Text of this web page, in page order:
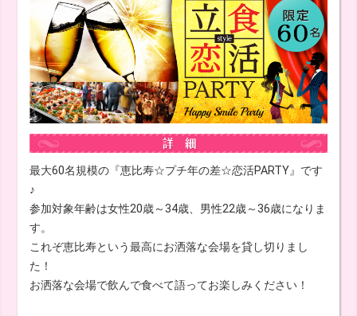
最大60名規模の『恵比寿☆プチ年の差☆恋活PARTY』です
♪
参加対象年齢は女性20歳～34歳、男性22歳～36歳になりま
す。
これぞ恵比寿という最高にお洒落な会場を貸し切りまし
た！
お洒落な会場で飲んで食べて語ってお楽しみください！